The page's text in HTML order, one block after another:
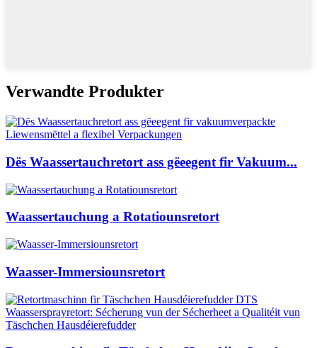
Verwandte Produkter
Dës Waassertauchretort ass gëeegent fir Vakuum...
Waassertauchung a Rotatiounsretort
Waasser-Immersiounsretort